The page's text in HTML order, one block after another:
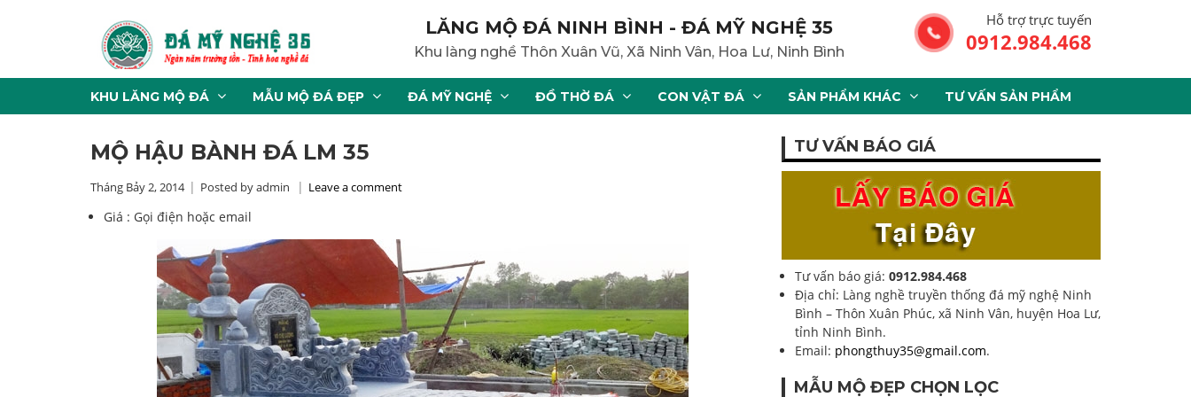
LĂNG MỘ ĐÁ NINH BÌNH - ĐÁ MỸ NGHỆ 35
Khu làng nghề Thôn Xuân Vũ, Xã Ninh Vân, Hoa Lư, Ninh Bình
Hỗ trợ trực tuyến
0912.984.468
KHU LĂNG MỘ ĐÁ MẪU MỘ ĐÁ ĐẸP ĐÁ MỸ NGHỆ ĐỒ THỜ ĐÁ CON VẬT ĐÁ SẢN PHẨM KHÁC TƯ VẤN SẢN PHẨM
MỘ HẬU BÀNH ĐÁ LM 35
Tháng Bảy 2, 2014 Posted by admin Leave a comment
Giá : Gọi điện hoặc email
TƯ VẤN BÁO GIÁ
Tư vấn báo giá: 0912.984.468
Địa chỉ: Làng nghề truyền thống đá mỹ nghệ Ninh
Bình – Thôn Xuân Phúc, xã Ninh Vân, huyện Hoa Lư,
tỉnh Ninh Bình.
Email: phongthuy35@gmail.com.
MẪU MỘ ĐẸP CHỌN LỌC